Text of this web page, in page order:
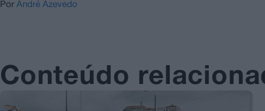
Por André Azevedo
Conteúdo